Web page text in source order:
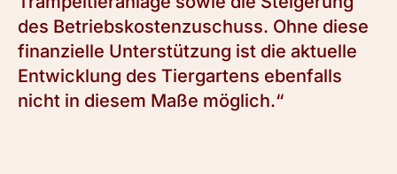
des Betriebskostenzuschuss. Ohne diese
finanzielle Unterstützung ist die aktuelle
Entwicklung des Tiergartens ebenfalls
nicht in diesem Maße möglich.“